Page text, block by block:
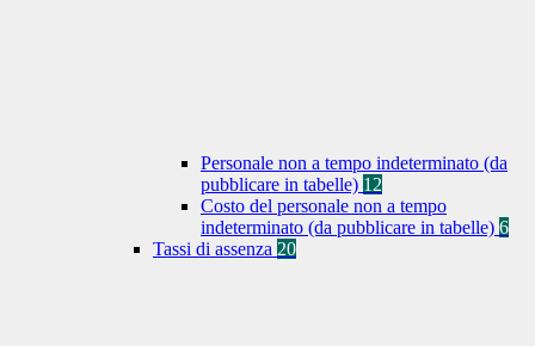
Personale non a tempo indeterminato (da
pubblicare in tabelle) 12
Costo del personale non a tempo
indeterminato (da pubblicare in tabelle) 6
Tassi di assenza 20